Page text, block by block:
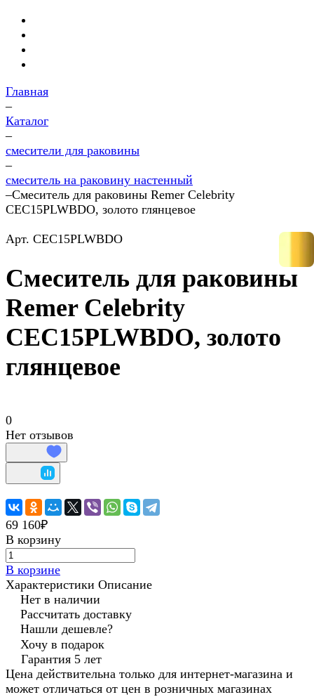
Главная
–
Каталог
–
смесители для раковины
–
смеситель на раковину настенный
–Смеситель для раковины Remer Celebrity
CEC15PLWBDO, золото глянцевое
Арт. CEC15PLWBDO
Смеситель для раковины
Remer Celebrity
CEC15PLWBDO, золото
глянцевое
0
Нет отзывов
69 160₽
В корзину
В корзине
Характеристики Описание
Нет в наличии
Рассчитать доставку
Нашли дешевле?
Хочу в подарок
Гарантия 5 лет
Цена действительна только для интернет-магазина и
может отличаться от цен в розничных магазинах